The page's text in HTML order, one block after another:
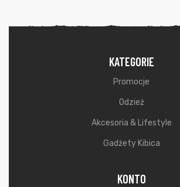
KATEGORIE
Promocje
Odzież
Akcesoria & Lifestyle
Gadżety Kibica
KONTO